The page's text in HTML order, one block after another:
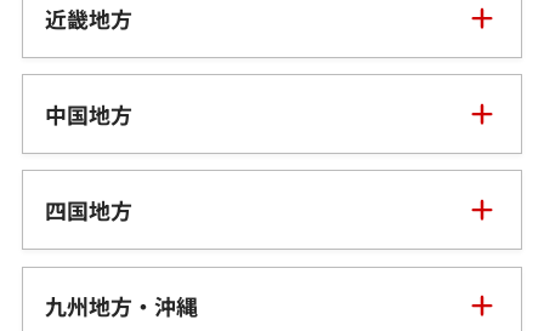
山形県
福島県
埼玉県
茨城県
栃木県
富山県
石川県
長野県
近畿地方
三重県
滋賀県
京都府
中国地方
鳥取県
島根県
四国地方
徳島県
九州地方・沖縄